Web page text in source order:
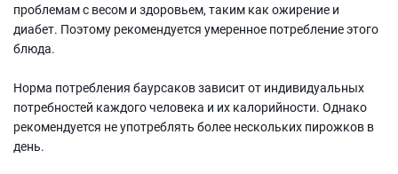
проблемам с весом и здоровьем, таким как ожирение и
диабет. Поэтому рекомендуется умеренное потребление этого
блюда.
Норма потребления баурсаков зависит от индивидуальных
потребностей каждого человека и их калорийности. Однако
рекомендуется не употреблять более нескольких пирожков в
день.